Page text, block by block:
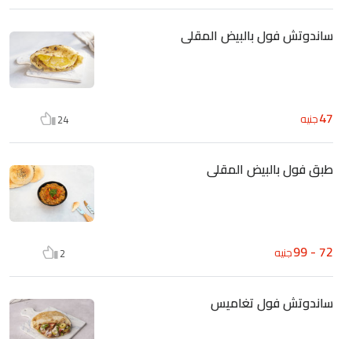
ساندوتش فول بالبيض المقلى
47جنيه 24
طبق فول بالبيض المقلى
72 - 99 جنيه 2
ساندوتش فول تغاميس